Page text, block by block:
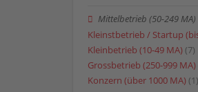
Mittelbetrieb (50-249 MA)
Kleinstbetrieb / Startup
Kleinbetrieb (10-49 MA) (7)
Grossbetrieb (250-999 MA)
Konzern (über 1000 MA) (1)